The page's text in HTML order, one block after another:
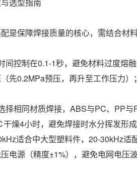
是保障焊接质量的核心，需结合材
间控制在0.1-1秒，避免材料过度熔
先0.2MPa预压，再升至工作压力
择相同材质焊接，ABS与PC、PP
燥4小时，避免焊接时水分挥发形
适合中大型塑料件，20-30kHz
电源（精度±1%），避免电网电压